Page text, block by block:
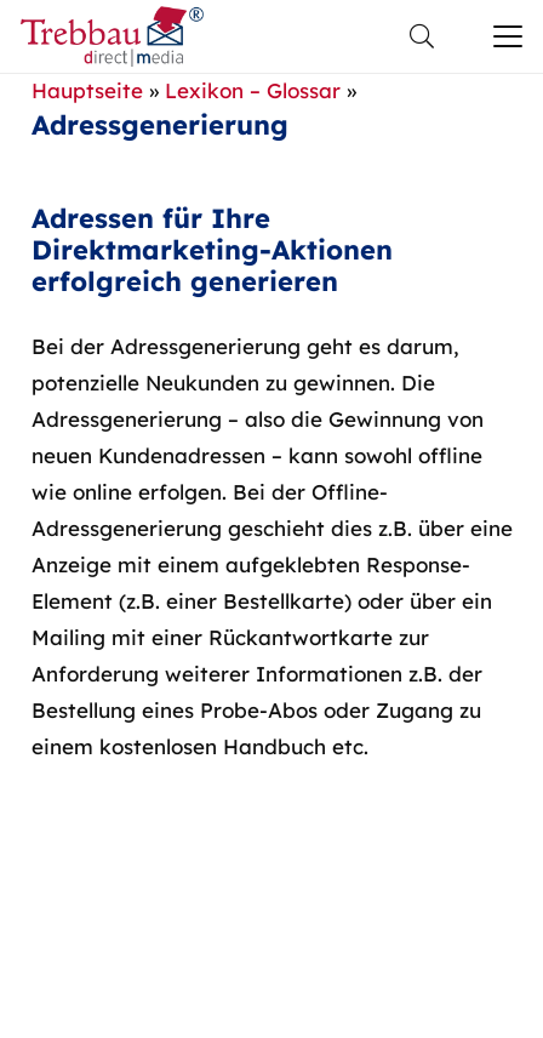
Hauptseite» Lexikon – Glossar»
Adressgenerierung
Adressen für Ihre
Direktmarketing-Aktionen
erfolgreich generieren
Bei der Adressgenerierung geht es darum,
potenzielle Neukunden zu gewinnen. Die
Adressgenerierung – also die Gewinnung von
neuen Kundenadressen – kann sowohl offline
wie online erfolgen. Bei der Offline-
Adressgenerierung geschieht dies z.B. über eine
Anzeige mit einem aufgeklebten Response-
Element (z.B. einer Bestellkarte) oder über ein
Mailing mit einer Rückantwortkarte zur
Anforderung weiterer Informationen z.B. der
Bestellung eines Probe-Abos oder Zugang zu
einem kostenlosen Handbuch etc.